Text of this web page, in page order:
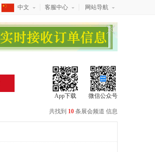
中文 客服中心 网站导航
App下载 微信公众号
共找到 10 条展会频道 信息